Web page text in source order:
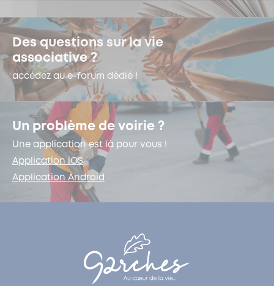
Des questions sur la vie
associative ?
accédez au e-forum dédié !
Un problème de voirie ?
Une application est là pour vous !
Application iOS
Application Android